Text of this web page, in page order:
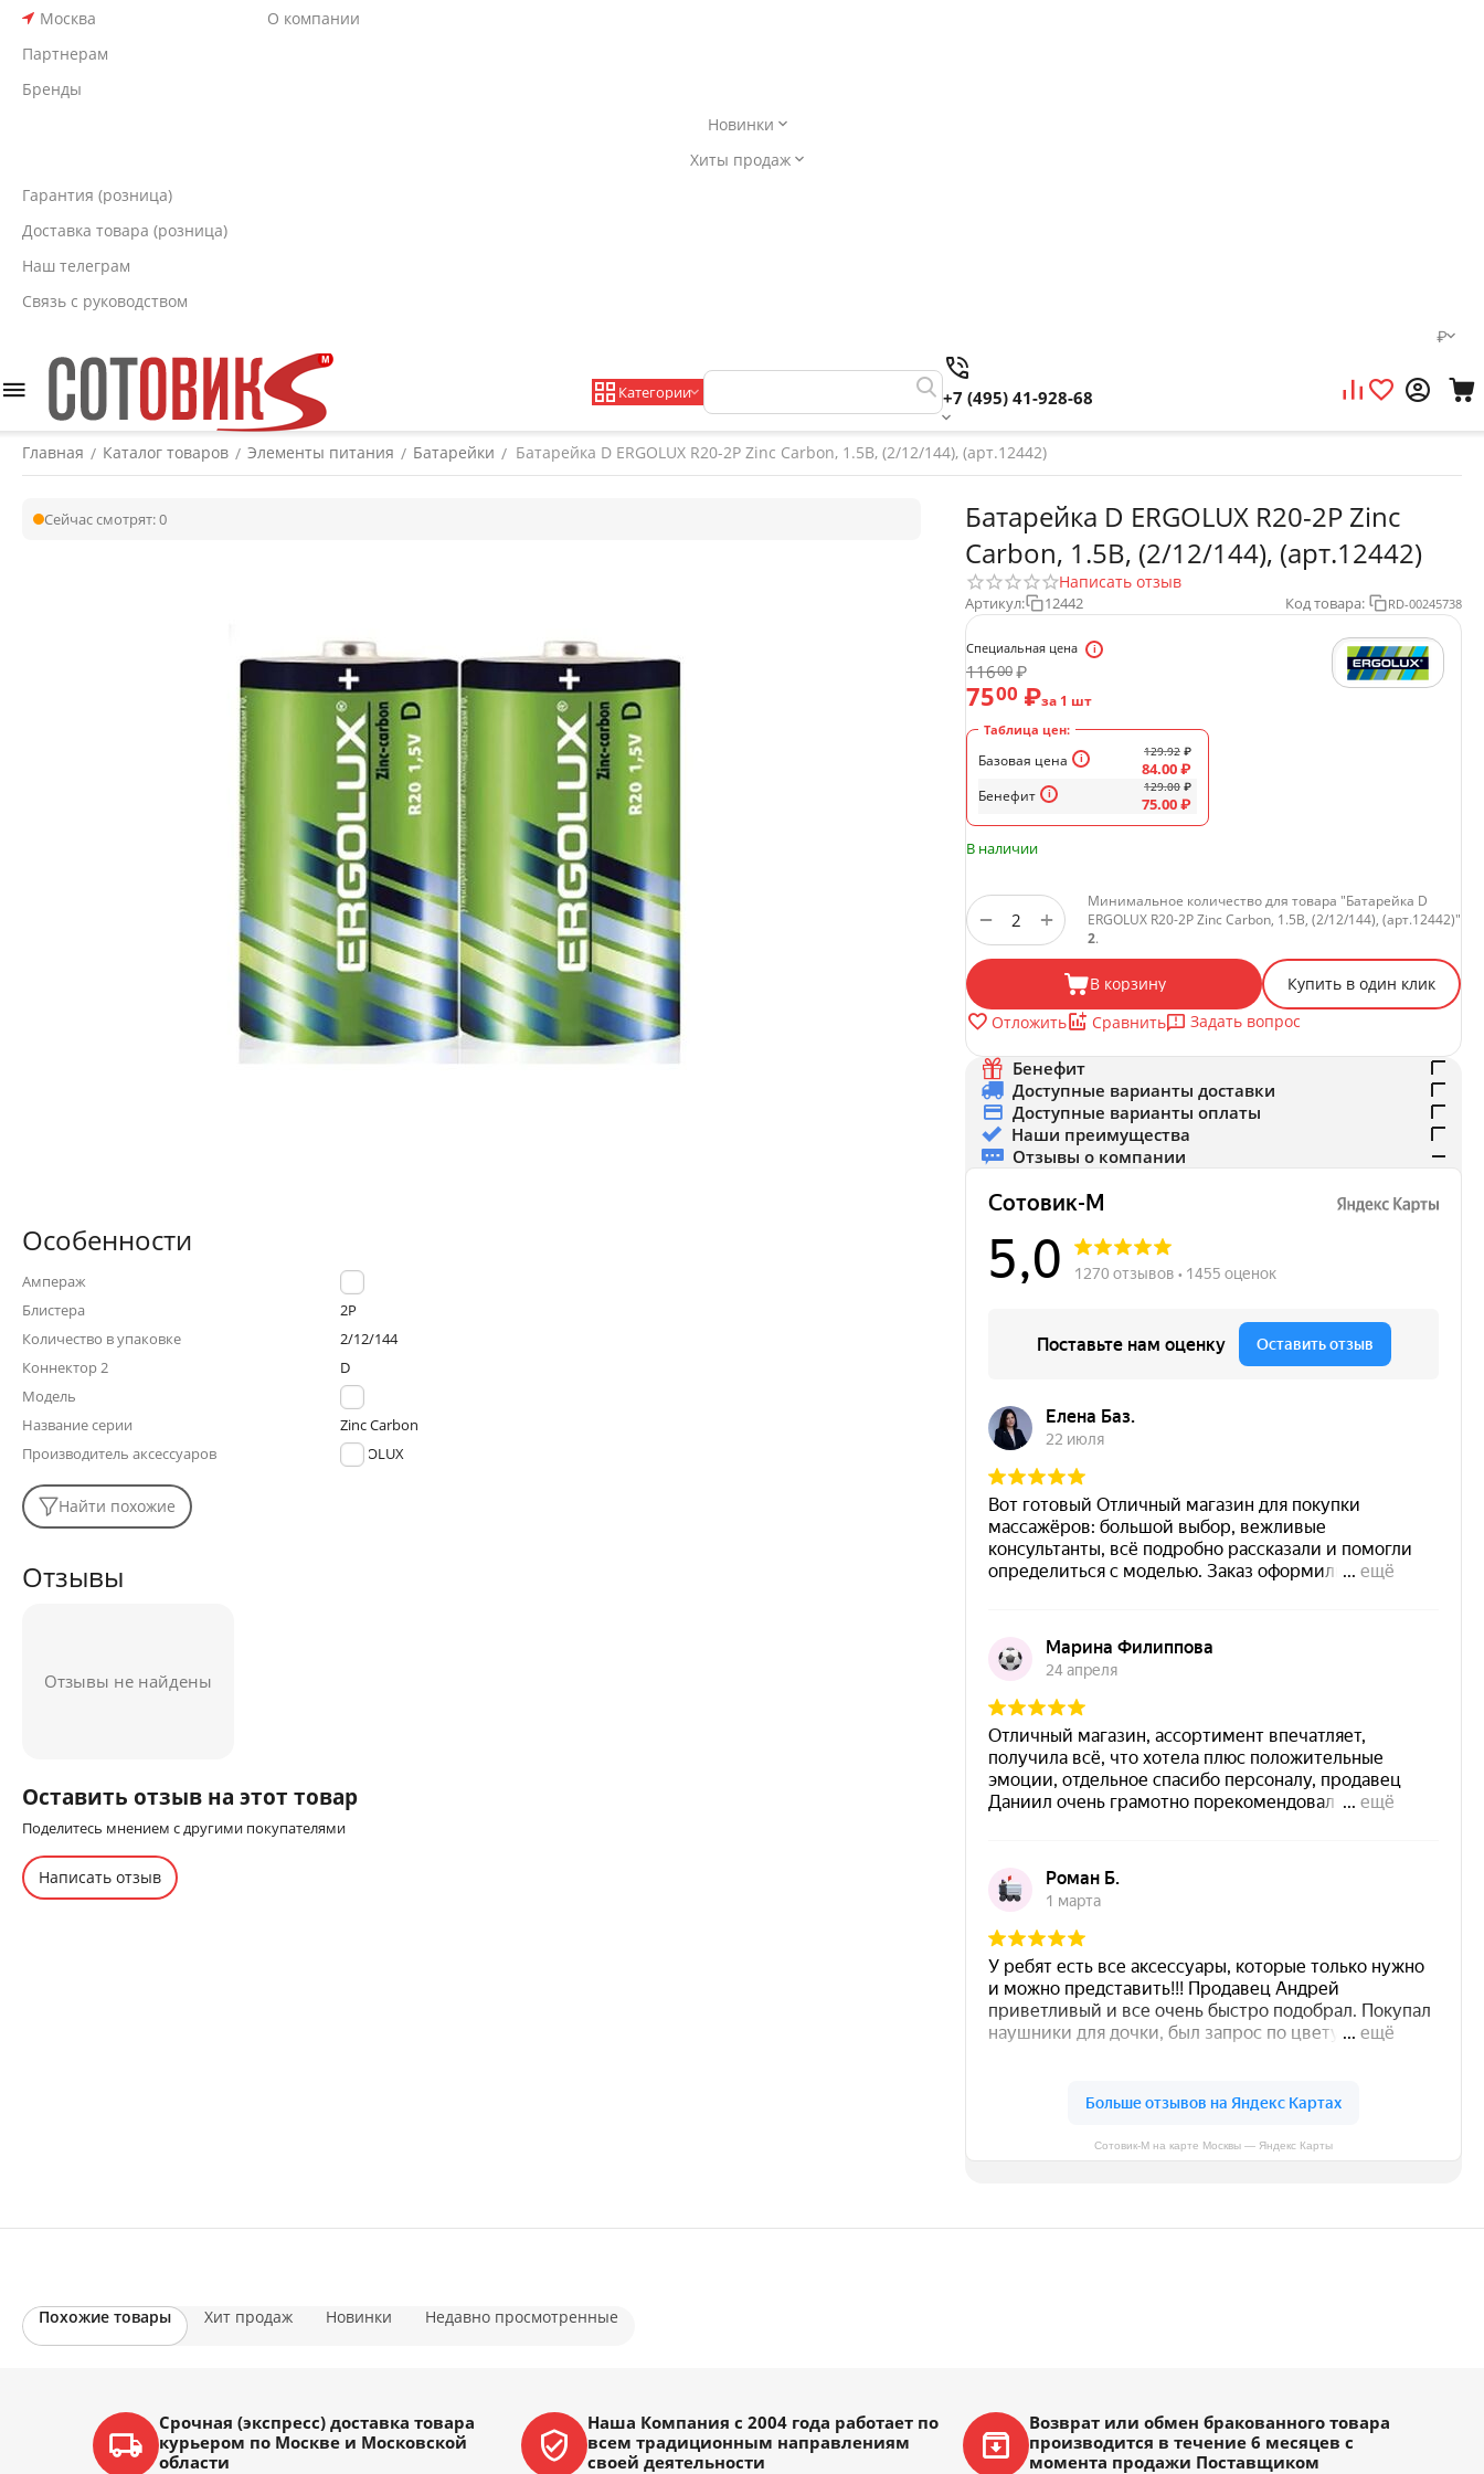
Москва
О компании
Партнерам
Бренды
Новинки
Хиты продаж
Гарантия (розница)
Доставка товара (розница)
Наш телеграм
Связь с руководством
₽
Категории +7 (495) 41-928-68
Главная / Каталог товаров / Элементы питания / Батарейки / Батарейка D ERGOLUX R20-2P Zinc Carbon, 1.5B, (2/12/144), (арт.12442)
Сейчас смотрят:0
Батарейка D ERGOLUX R20-2P Zinc
Carbon, 1.5B, (2/12/144), (арт.12442)
Написать отзыв
Артикул: 12442 Код товара: RD-00245738
Специальная цена
11600₽
7500 ₽за 1 шт
Таблица цен:
Базовая цена
Бенефит
129.92 ₽
84.00₽
129.00 ₽
75.00₽
В наличии
+
−
Минимальное количество для товара "Батарейка D
ERGOLUX R20-2P Zinc Carbon, 1.5B, (2/12/144), (арт.12442)"
2.
В корзину
Купить в один клик
Отложить
Сравнить Задать вопрос
Бенефит
Доступные варианты доставки
Доступные варианты оплаты
Наши преимущества
Отзывы о компании
Сотовик-М на карте Москвы — Яндекс Карты
Особенности
Ампераж
1.5B
Блистера
2P
Количество в упаковке
2/12/144
Коннектор 2
D
Модель
R20
Название серии
Zinc Carbon
Производитель аксессуаров
ERGOLUX
Найти похожие
Отзывы
Отзывы не найдены
Оставить отзыв на этот товар
Поделитесь мнением с другими покупателями
Написать отзыв
Похожие товары Хит продаж Новинки Недавно просмотренные
Срочная (экспресс) доставка товара
курьером по Москве и Московской
области
Наша Компания с 2004 года работает по
всем традиционным направлениям
своей деятельности
Возврат или обмен бракованного товара
производится в течение 6 месяцев с
момента продажи Поставщиком